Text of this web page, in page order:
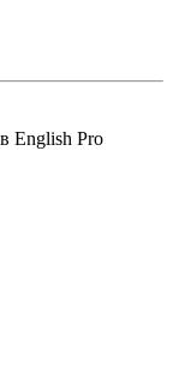
English Pro